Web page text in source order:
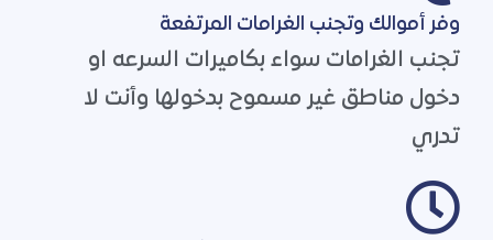
وفر أموالك وتجنب الغرامات المرتفعة
تجنب الغرامات سواء بكاميرات السرعه او
دخول مناطق غير مسموح بدخولها وأنت لا
تدري